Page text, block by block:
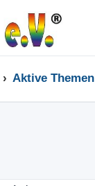
Aktive Themen